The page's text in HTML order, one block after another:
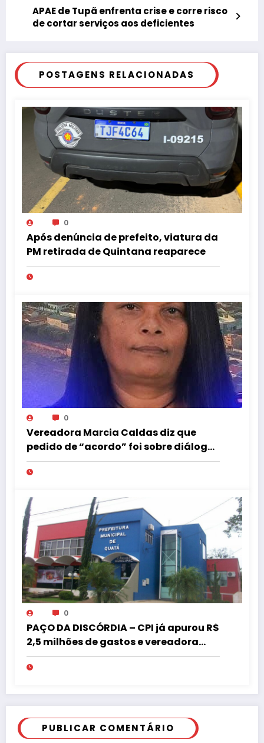
APAE de Tupã enfrenta crise e corre risco
de cortar serviços aos deficientes
POSTAGENS RELACIONADAS
0
Após denúncia de prefeito, viatura da
PM retirada de Quintana reaparece
0
Vereadora Marcia Caldas diz que
pedido de “acordo” foi sobre diálogo
institucional
0
PAÇO DA DISCÓRDIA – CPI já apurou R$
2,5 milhões de gastos e vereadora
pede “acordo” para aprovar R$ 9,5
milhões
PUBLICAR COMENTÁRIO